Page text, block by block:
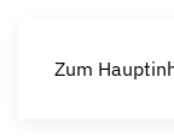
Zum